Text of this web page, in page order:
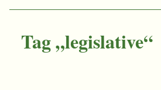
Tag „legislative“